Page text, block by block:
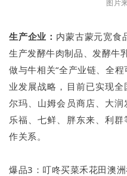
图片
生产企业： 内蒙古蒙元宽食
生产发酵牛肉制品、发酵牛
做与牛相关“全产业链、全
业发展战略，目前已实现
尔玛、山姆会员商店、大
乐福、七鲜、胖东来、利
作关系。
爆品3：叮咚买菜禾花田澳